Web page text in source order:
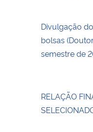
Divulgação
bolsas
semestre de
RELAÇÃO